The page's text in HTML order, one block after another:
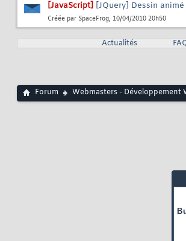
[JavaScript] [JQuery] Dessin animé
Créée par SpaceFrog, 10/04/2010 20h50
Actualités
Forum Webmasters - Développement